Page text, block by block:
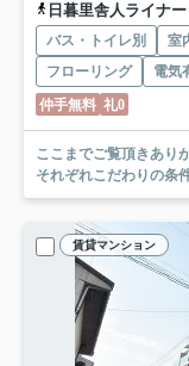
日暮里舎人ライナ
バス・トイレ別 室
フローリング
電気
仲手無料 礼0
ここまでご覧頂きありがとうございま
それぞれこだわりの条
賃貸マンション